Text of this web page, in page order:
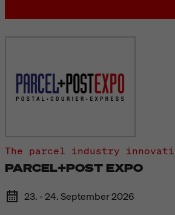
The parcel industry
PARCEL+POST EXPO
23. - 24. September 2026